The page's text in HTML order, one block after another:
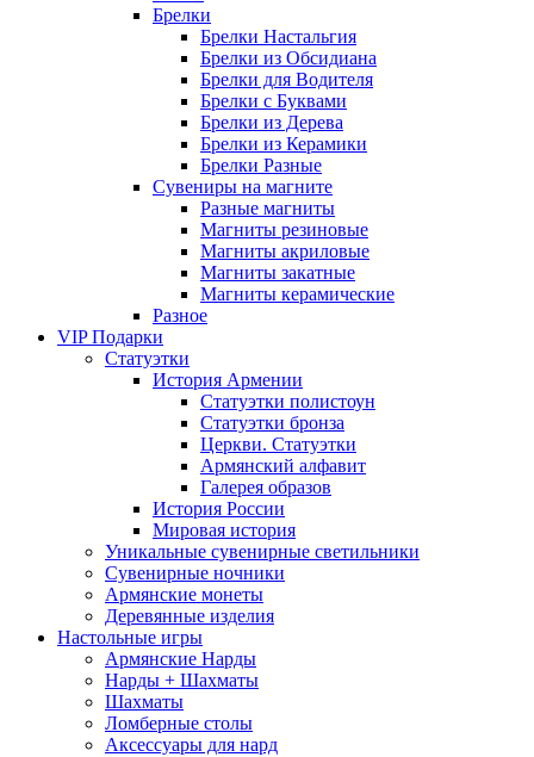
Брелки
Брелки Настальгия
Брелки из Обсидиана
Брелки для Водителя
Брелки с Буквами
Брелки из Дерева
Брелки из Керамики
Брелки Разные
Сувениры на магните
Разные магниты
Магниты резиновые
Магниты акриловые
Магниты закатные
Магниты керамические
Разное
VIP Подарки
Статуэтки
История Армении
Статуэтки полистоун
Статуэтки бронза
Церкви. Статуэтки
Армянский алфавит
Галерея образов
История России
Мировая история
Уникальные сувенирные светильники
Сувенирные ночники
Армянские монеты
Деревянные изделия
Настольные игры
Армянские Нарды
Нарды + Шахматы
Шахматы
Ломберные столы
Аксессуары для нард